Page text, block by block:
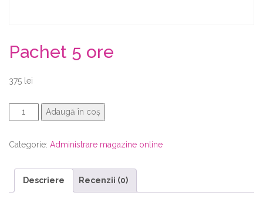
Pachet 5 ore
375 lei
Cantitate
Pachet
Adaugă în coș
Categorie: Administrare magazine online
Descriere Recenzii (0)